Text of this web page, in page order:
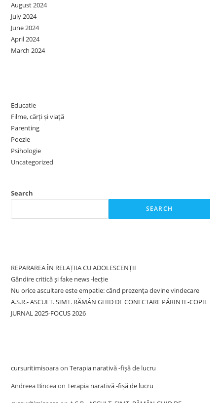
August 2024
July 2024
June 2024
April 2024
March 2024
Educatie
Filme, cărți și viață
Parenting
Poezie
Psihologie
Uncategorized
Search
SEARCH
REPARAREA ÎN RELAȚIIA CU ADOLESCENȚII
Gândire critică și fake news -lecție
Nu orice ascultare este empatie: când prezența devine vindecare
A.S.R.- ASCULT. SIMT. RĂMÂN GHID DE CONECTARE PĂRINTE-COPIL
JURNAL 2025-FOCUS 2026
cursuritimisoaraonTerapia narativă -fișă de lucru
Andreea BinceaonTerapia narativă -fișă de lucru